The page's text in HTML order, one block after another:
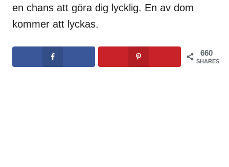
en chans att göra dig lycklig. En av dom
kommer att lyckas.
660
SHARES